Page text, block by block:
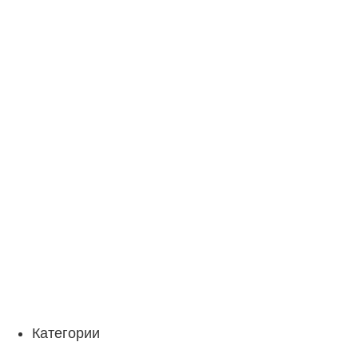
Категории